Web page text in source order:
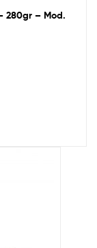
280gr – Mod.